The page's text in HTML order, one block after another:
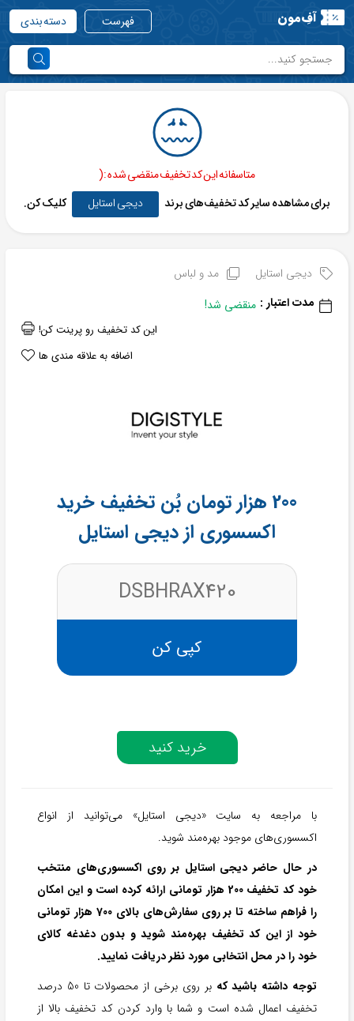
آفِ‌مون فهرست دسته بندی
متاسفانه این کد تخفیف منقضی شده :(
برای مشاهده سایر کد تخفیف‌های برند
دیجی استایل کلیک کن.
دیجی استایل
مد و لباس
مدت اعتبار : منقضی شد!
این کد تخفیف رو پرینت کن!
اضافه به علاقه مندی ها
200 هزار تومان بُن تخفیف خرید
اکسسوری از دیجی استایل
DSBHRAX420
کپی کن
خرید کنید
با مراجعه به سايت «ديجی استايل» می‌توانید از انواع
اکسسوری‌های موجود بهره‌مند شوید.
در حال حاضر دیجی استایل بر روی اکسسوری‌های منتخب
خود کد تخفیف 200 هزار تومانی ارائه کرده است و اين امكان
را فراهم ساخته تا بر روی سفارش‌های بالای 700 هزار تومانی
خود از این کد تخفيف بهره‌مند شويد و بدون دغدغه کالای
خود را در محل انتخابی مورد نظر دریافت نمایید.
توجه داشته باشید که
بر روی برخی از محصولات تا 50 درصد
تخفیف اعمال شده است و شما با وارد کردن کد تخفیف بالا از